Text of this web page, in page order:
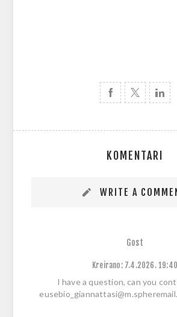
KOMENTARI
WRITE A
Gost
Kreirano: 7.4.2026. 19:40
I have a question, can you